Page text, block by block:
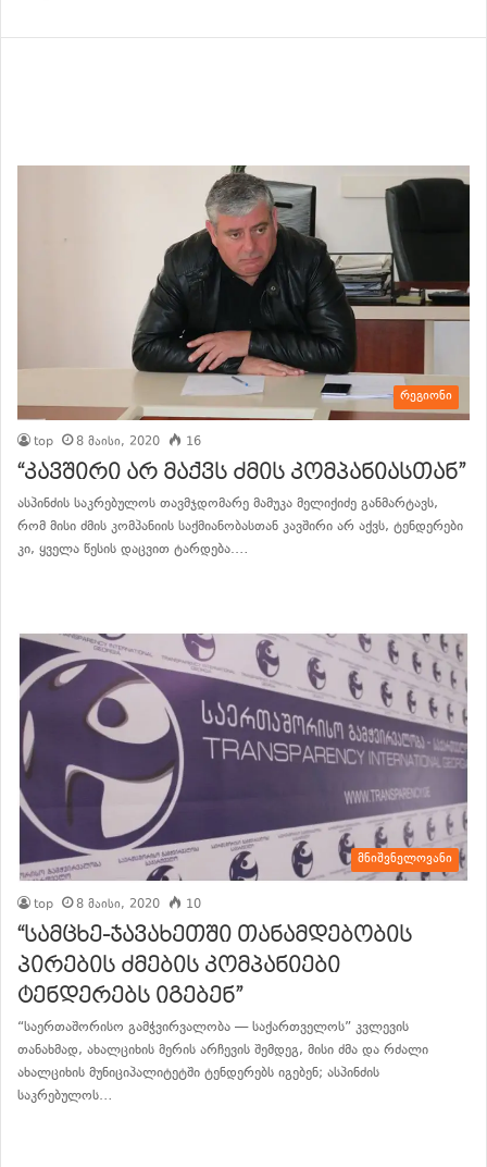
რეგიონი
top 8 მაისი, 2020 16
“კავშირი არ მაქვს ძმის კომპანიასთან”
ასპინძის საკრებულოს თავმჯდომარე მამუკა მელიქიძე განმარტავს,
რომ მისი ძმის კომპანიის საქმიანობასთან კავშირი არ აქვს, ტენდერები
კი, ყველა წესის დაცვით ტარდება.…
მნიშვნელოვანი
top 8 მაისი, 2020 10
“სამცხე-ჯავახეთში თანამდებობის
პირების ძმების კომპანიები
ტენდერებს იგებენ”
“საერთაშორისო გამჭვირვალობა — საქართველოს” კვლევის
თანახმად, ახალციხის მერის არჩევის შემდეგ, მისი ძმა და რძალი
ახალციხის მუნიციპალიტეტში ტენდერებს იგებენ; ასპინძის
საკრებულოს…